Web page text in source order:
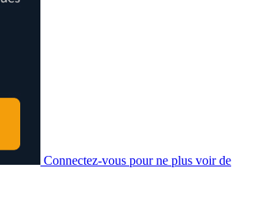
Connectez-vous pour ne plus voir de